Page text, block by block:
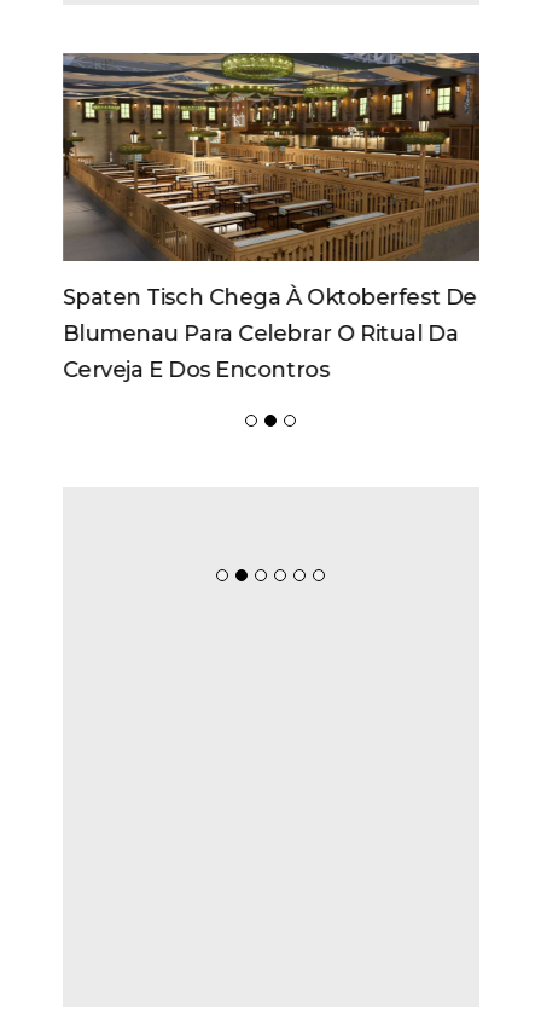
Spaten Tisch Chega À Oktoberfest De
Blumenau Para Celebrar O Ritual Da
Cerveja E Dos Encontros